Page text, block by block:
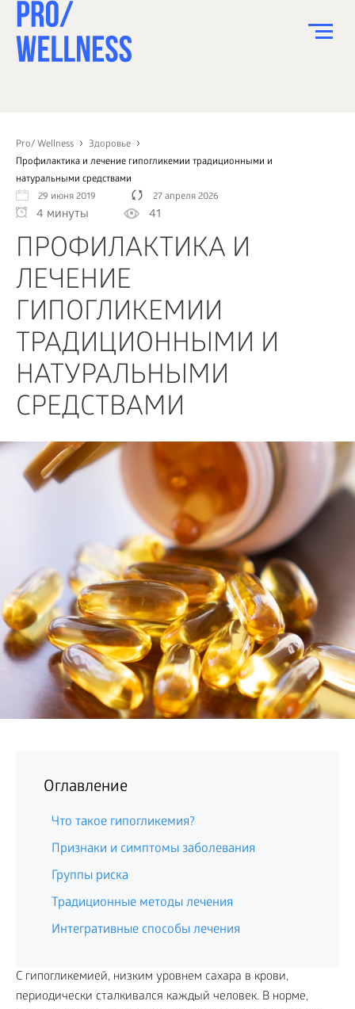
Pro/ Wellness
Здоровье
Профилактика и лечение гипогликемии традиционными и
натуральными средствами
29 июня 2019
27 апреля 2026
4 минуты 41
ПРОФИЛАКТИКА И
ЛЕЧЕНИЕ
ГИПОГЛИКЕМИИ
ТРАДИЦИОННЫМИ И
НАТУРАЛЬНЫМИ
СРЕДСТВАМИ
Оглавление
Что такое гипогликемия?
Признаки и симптомы заболевания
Группы риска
Традиционные методы лечения
Интегративные способы лечения
С гипогликемией, низким уровнем сахара в крови,
периодически сталкивался каждый человек. В норме,
СПОРТ
ЗДОРОВЬЕ
КРАСОТА
ПСИХОЛОГИЯ
ДЕТИ
БИЗНЕС